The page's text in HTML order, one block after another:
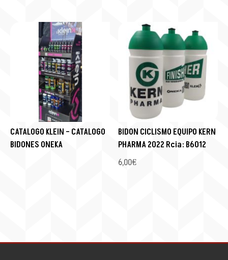
CATALOGO KLEIN – CATALOGO
BIDONES ONEKA
BIDON CICLISMO EQUIPO KERN
PHARMA 2022 Rcia: B6012
6,00€